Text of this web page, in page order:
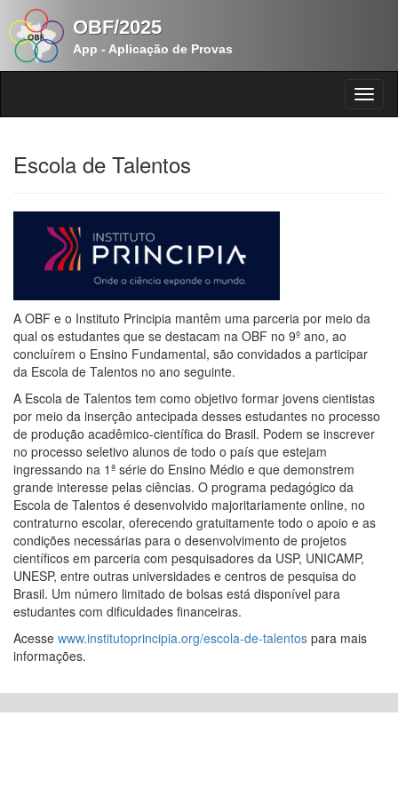
OBF/2025
App - Aplicação de Provas
Escola de Talentos
A OBF e o Instituto Principia mantêm uma parceria por meio da
qual os estudantes que se destacam na OBF no 9º ano, ao
concluírem o Ensino Fundamental, são convidados a participar
da Escola de Talentos no ano seguinte.
A Escola de Talentos tem como objetivo formar jovens cientistas
por meio da inserção antecipada desses estudantes no processo
de produção acadêmico-científica do Brasil. Podem se inscrever
no processo seletivo alunos de todo o país que estejam
ingressando na 1ª série do Ensino Médio e que demonstrem
grande interesse pelas ciências. O programa pedagógico da
Escola de Talentos é desenvolvido majoritariamente online, no
contraturno escolar, oferecendo gratuitamente todo o apoio e as
condições necessárias para o desenvolvimento de projetos
científicos em parceria com pesquisadores da USP, UNICAMP,
UNESP, entre outras universidades e centros de pesquisa do
Brasil. Um número limitado de bolsas está disponível para
estudantes com dificuldades financeiras.
Acesse www.institutoprincipia.org/escola-de-talentos para mais
informações.